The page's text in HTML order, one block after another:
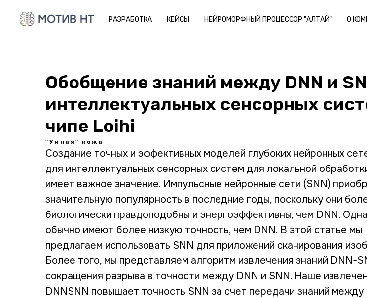
РАЗРАБОТКА КЕЙСЫ НЕЙРОМОРФНЫЙ ПРОЦЕССОР "АЛТАЙ" О
Обобщение знаний между DNN и
интеллектуальных сенсорных
чипе Loihi
"Умная" кожа
Создание точных и эффективных моделей глубоких нейронных
для интеллектуальных сенсорных систем для локальной
имеет важное значение. Импульсные нейронные сети (SNN)
значительную популярность в последние годы, поскольку они
биологически правдоподобны и энергоэффективны, чем DNN.
обычно имеют более низкую точность, чем DNN. В этой статье мы
предлагаем использовать SNN для приложений сканирования
Более того, мы представляем алгоритм извлечения знаний DNN-
сокращения разрыва в точности между DNN и SNN. Наше
DNNSNN повышает точность SNN за счет передачи знаний между